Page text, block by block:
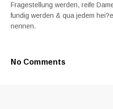
Fragestellung werden, reife
fundig werden & qua jedem
nennen.
No Comments